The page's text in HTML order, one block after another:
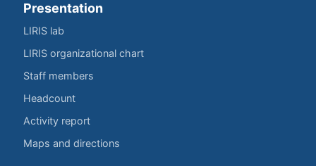
Presentation
LIRIS lab
LIRIS organizational chart
Staff members
Headcount
Activity report
Maps and directions